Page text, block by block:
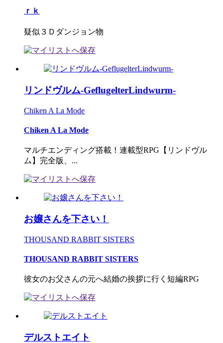
ｒｋ
疑似３Ｄダンジョン物
リンドヴルム-GeflugelterLindwurm-
Chiken A La Mode
Chiken A La Mode
マルチエンディング搭載！連載型RPG【リンドヴル
ム】完全版、...
お嬢さんを下さい！
THOUSAND RABBIT SISTERS
THOUSAND RABBIT SISTERS
彼女のお父さんの元へ結婚の挨拶に行く短編RPG
デルストエイト